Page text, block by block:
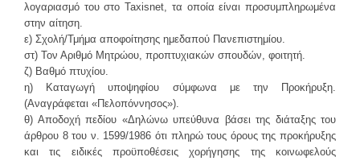
λογαριασμό του στο Taxisnet, τα οποία είναι προσυμπληρωμένα
στην αίτηση.
ε) Σχολή/Τμήμα αποφοίτησης ημεδαπού Πανεπιστημίου.
στ) Τον Αριθμό Μητρώου, προπτυχιακών σπουδών, φοιτητή.
ζ) Βαθμό πτυχίου.
η) Καταγωγή υποψηφίου σύμφωνα με την Προκήρυξη.
(Αναγράφεται «Πελοπόννησος»).
θ) Αποδοχή πεδίου «Δηλώνω υπεύθυνα βάσει της διάταξης του
άρθρου 8 του ν. 1599/1986 ότι πληρώ τους όρους της προκήρυξης
και τις ειδικές προϋποθέσεις χορήγησης της κοινωφελούς